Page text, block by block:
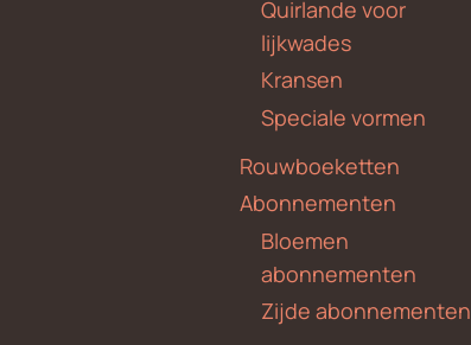
Quirlande voor
lijkwades
Kransen
Speciale vormen
Rouwboeketten
Abonnementen
Bloemen
abonnementen
Zijde abonnementen